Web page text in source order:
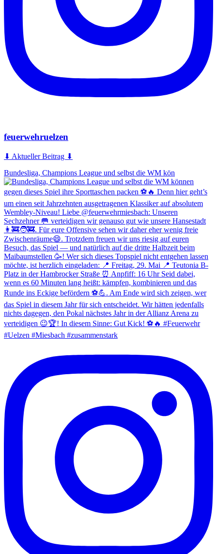
feuerwehruelzen
⬇ Aktueller Beitrag ⬇
Bundesliga, Champions League und selbst die WM kön